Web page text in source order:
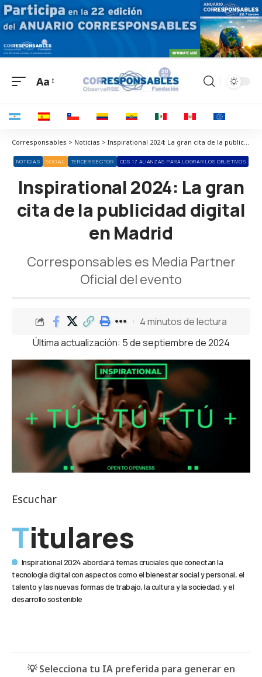
Aa
Corresponsables > Noticias > Inspirational 2024: La gran cita de la publicidad digital en Madrid
NOTICIAS SOCIAL TERCER SECTOR ODS 17 ALIANZAS PARA LOGRAR LOS OBJETIVOS
Inspirational 2024: La gran
cita de la publicidad digital
en Madrid
Corresponsables es Media Partner
Oficial del evento
Última actualización: 5 de septiembre de 2024
4 minutos de lectura
Escuchar
Titulares
Inspirational 2024 abordará temas cruciales que conectan la
tecnología digital con aspectos como el bienestar social y personal, el
talento y las nuevas formas de trabajo, la cultura y la sociedad, y el
desarrollo sostenible
💡 Selecciona tu IA preferida para generar en